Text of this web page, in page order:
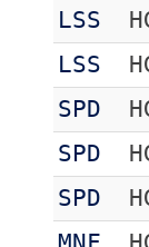
LSS
LSS
SPD
SPD
SPD